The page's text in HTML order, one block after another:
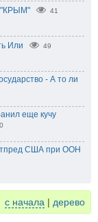
41
Или 49
- А то ли
еще кучу
США при ООН
с начала | дерево